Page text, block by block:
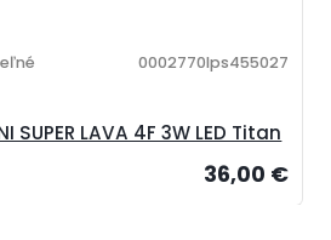
SUPER LAVA 4F 3W LED Titan
0002770lps455027
36,00 €